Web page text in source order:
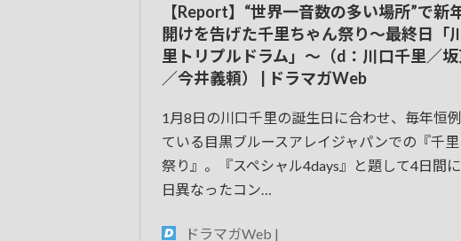
【Report】“世界一音数の多い場所”で新
開けを告げた千里ちゃん祭り〜最終日「
里トリプルドラム」〜（d：川口千里／坂
／今井義頼） | ドラマガWeb
1月8日の川口千里の誕生日に合わせ、毎年恒
ている目黒ブルースアレイジャパンでの『千
祭り』。『スペシャル4days』と題して4日間
日異なったコン…
ドラマガWeb |